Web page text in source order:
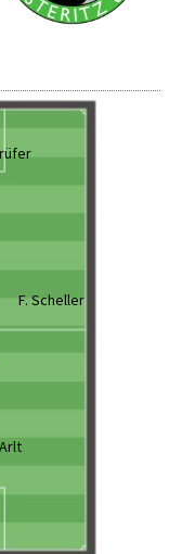
F. Scheller